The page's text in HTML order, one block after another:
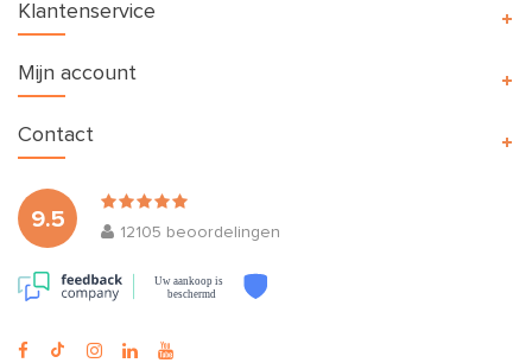
Klantenservice
Mijn account
9.5
12105 beoordelingen
Uw aankoop is
beschermd
Contact